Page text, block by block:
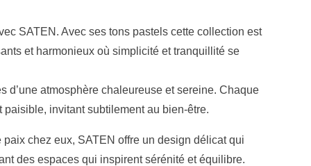
SATEN. Avec ses tons pastels cette collection est
et harmonieux où simplicité et tranquillité se
d’une atmosphère chaleureuse et sereine. Chaque
invitant subtilement au bien-être.
chez eux, SATEN offre un design délicat qui
des espaces qui inspirent sérénité et équilibre.